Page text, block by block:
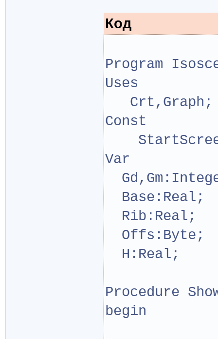
Код
Program
Uses
Crt,Graph;
Const
Var
Base:Real;
Rib:Real;
Offs:Byte;
H:Real;
Procedure
begin